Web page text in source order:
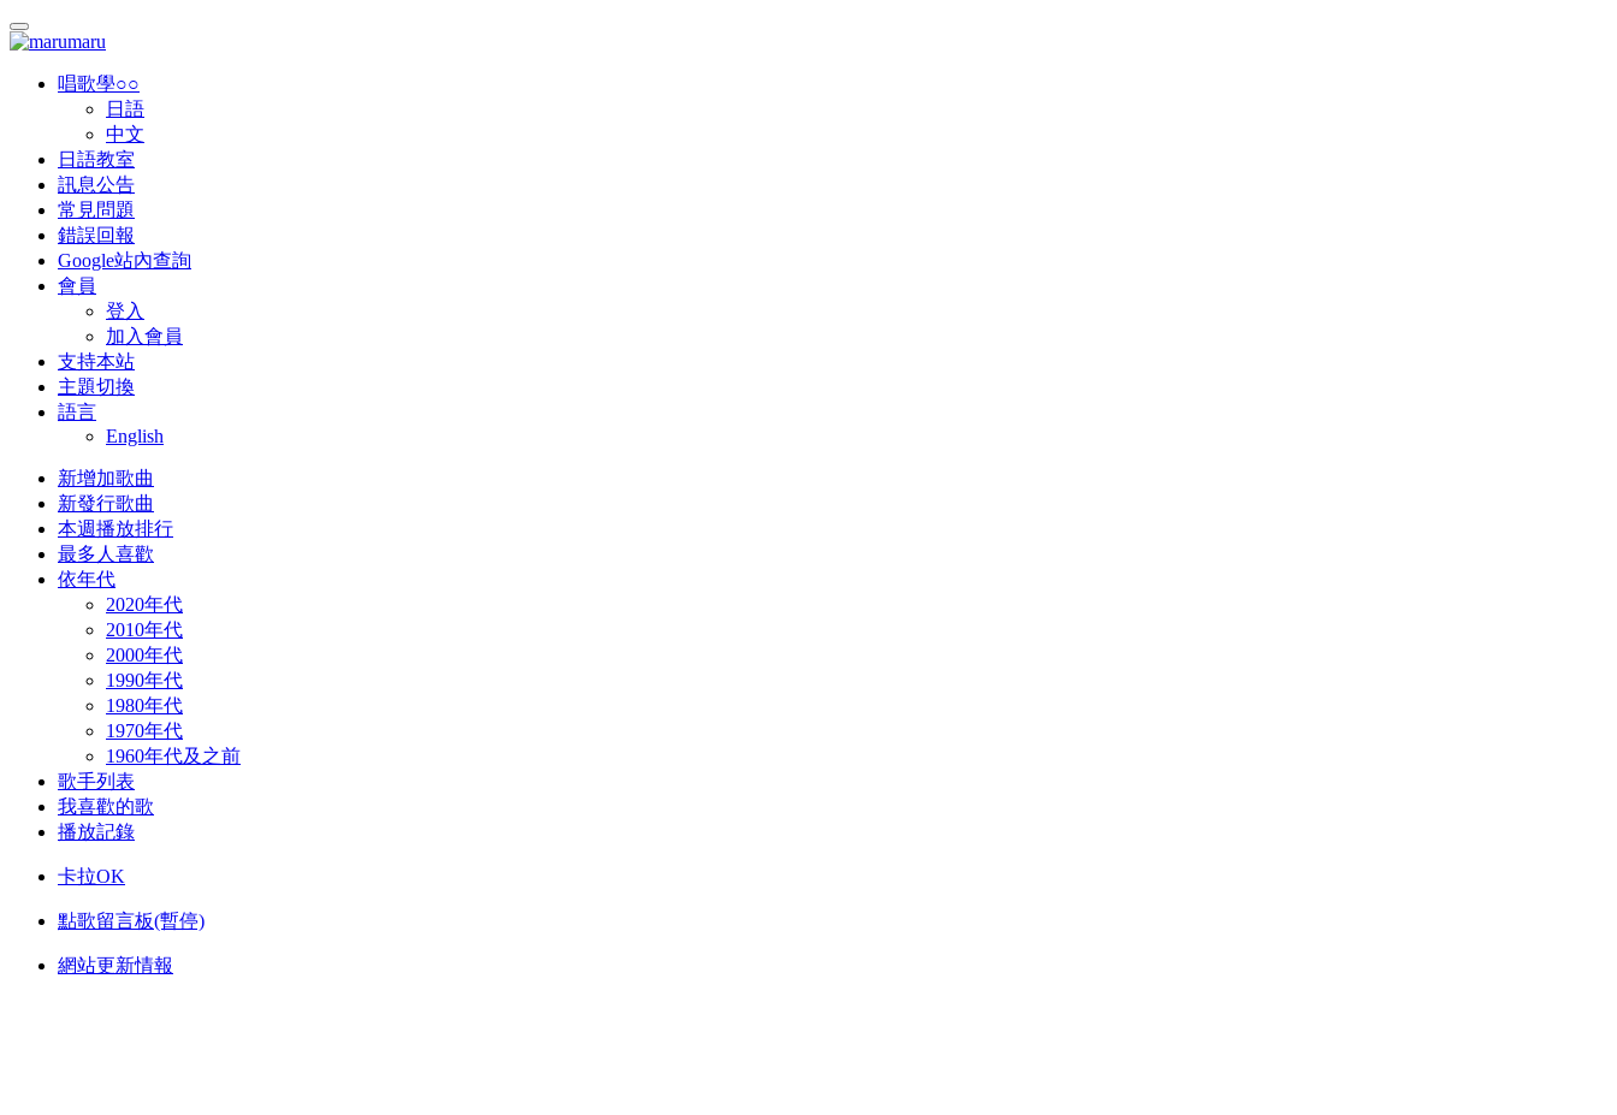
唱歌學○○
日語
中文
日語教室
訊息公告
常見問題
錯誤回報
Google站內查詢
會員
登入
加入會員
支持本站
主題切換
語言
English
新增加歌曲
新發行歌曲
本週播放排行
最多人喜歡
依年代
2020年代
2010年代
2000年代
1990年代
1980年代
1970年代
1960年代及之前
歌手列表
我喜歡的歌
播放記錄
卡拉OK
點歌留言板(暫停)
網站更新情報